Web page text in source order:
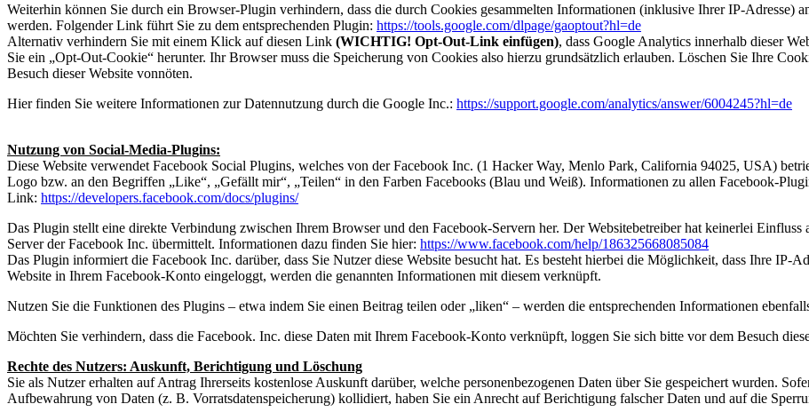
Weiterhin können Sie durch ein Browser-Plugin verhindern, dass die durch Cookies gesammelten Informationen (inklusive Ihrer IP-Adresse)
werden. Folgender Link führt Sie zu dem entsprechenden Plugin: https://tools.google.com/dlpage/gaoptout?hl=de
Alternativ verhindern Sie mit einem Klick auf diesen Link (WICHTIG! Opt-Out-Link einfügen), dass Google Analytics innerhalb dieser
Sie ein „Opt-Out-Cookie“ herunter. Ihr Browser muss die Speicherung von Cookies also hierzu grundsätzlich erlauben. Löschen Sie Ihre
Besuch dieser Website vonnöten.
Hier finden Sie weitere Informationen zur Datennutzung durch die Google Inc.: https://support.google.com/analytics/answer/6004245?hl=de
Nutzung von Social-Media-Plugins:
Diese Website verwendet Facebook Social Plugins, welches von der Facebook Inc. (1 Hacker Way, Menlo Park, California 94025, USA)
Logo bzw. an den Begriffen „Like“, „Gefällt mir“, „Teilen“ in den Farben Facebooks (Blau und Weiß). Informationen zu allen Facebook-
Link: https://developers.facebook.com/docs/plugins/
Das Plugin stellt eine direkte Verbindung zwischen Ihrem Browser und den Facebook-Servern her. Der Websitebetreiber hat keinerlei
Server der Facebook Inc. übermittelt. Informationen dazu finden Sie hier: https://www.facebook.com/help/186325668085084
Das Plugin informiert die Facebook Inc. darüber, dass Sie Nutzer diese Website besucht hat. Es besteht hierbei die Möglichkeit, dass Ihre IP-
Website in Ihrem Facebook-Konto eingeloggt, werden die genannten Informationen mit diesem verknüpft.
Nutzen Sie die Funktionen des Plugins – etwa indem Sie einen Beitrag teilen oder „liken“ – werden die entsprechenden Informationen
Möchten Sie verhindern, dass die Facebook. Inc. diese Daten mit Ihrem Facebook-Konto verknüpft, loggen Sie sich bitte vor dem Besuch
Rechte des Nutzers: Auskunft, Berichtigung und Löschung
Sie als Nutzer erhalten auf Antrag Ihrerseits kostenlose Auskunft darüber, welche personenbezogenen Daten über Sie gespeichert wurden.
Aufbewahrung von Daten (z. B. Vorratsdatenspeicherung) kollidiert, haben Sie ein Anrecht auf Berichtigung falscher Daten und auf die